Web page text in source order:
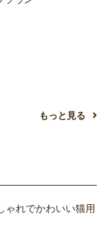
もっと見る
ゃれでかわいい猫用